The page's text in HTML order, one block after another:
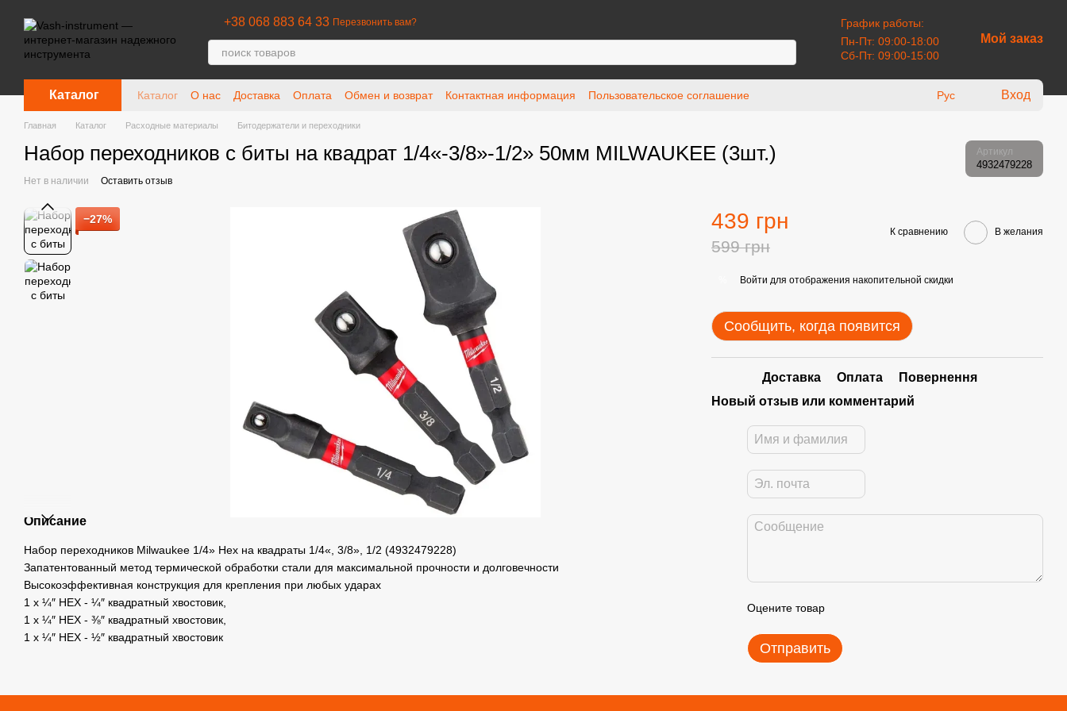
+38 068 883 64 33 Перезвонить вам?
График работы:
Пн-Пт: 09:00-18:00
Сб-Пт: 09:00-15:00
Мой заказ
Каталог Каталог О нас Доставка Оплата Обмен и возврат Контактная информация
Пользовательское соглашение
Рус Вход
Главная Каталог Расходные материалы Битодержатели и переходники
Набор переходников с биты на квадрат 1/4«-3/8»-1/2» 50мм MILWAUKEE (3шт.) Артикул
4932479228
Нет в наличии Оставить отзыв
−27%
Описание
Набор переходников Milwaukee 1/4» Hex на квадраты 1/4«, 3/8», 1/2 (4932479228)
Запатентованный метод термической обработки стали для максимальной прочности и долговечности
Высокоэффективная конструкция для крепления при любых ударах
1 x ¼″ HEX - ¼″ квадратный хвостовик,
1 х ¼″ HEX - ⅜″ квадратный хвостовик,
1 х ¼″ HEX - ½″ квадратный хвостовик
439 грн
599 грн
К сравнению В желания
Войти для отображения накопительной скидки
Сообщить, когда появится
Доставка Оплата
Повернення
Новый отзыв или комментарий
Оцените товар
Отправить